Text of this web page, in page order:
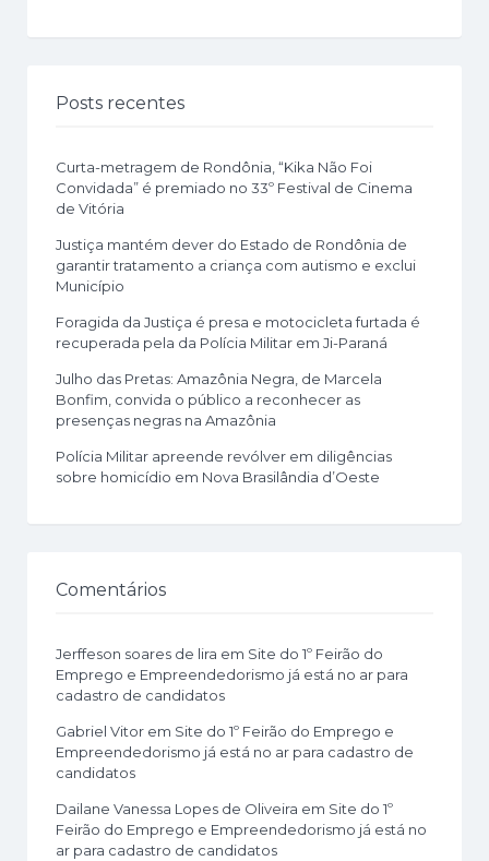
Posts recentes
Curta-metragem de Rondônia, “Kika Não Foi
Convidada” é premiado no 33º Festival de Cinema
de Vitória
Justiça mantém dever do Estado de Rondônia de
garantir tratamento a criança com autismo e exclui
Município
Foragida da Justiça é presa e motocicleta furtada é
recuperada pela da Polícia Militar em Ji-Paraná
Julho das Pretas: Amazônia Negra, de Marcela
Bonfim, convida o público a reconhecer as
presenças negras na Amazônia
Polícia Militar apreende revólver em diligências
sobre homicídio em Nova Brasilândia d’Oeste
Comentários
Jerffeson soares de lira em Site do 1º Feirão do
Emprego e Empreendedorismo já está no ar para
cadastro de candidatos
Gabriel Vitor em Site do 1º Feirão do Emprego e
Empreendedorismo já está no ar para cadastro de
candidatos
Dailane Vanessa Lopes de Oliveira em Site do 1º
Feirão do Emprego e Empreendedorismo já está no
ar para cadastro de candidatos